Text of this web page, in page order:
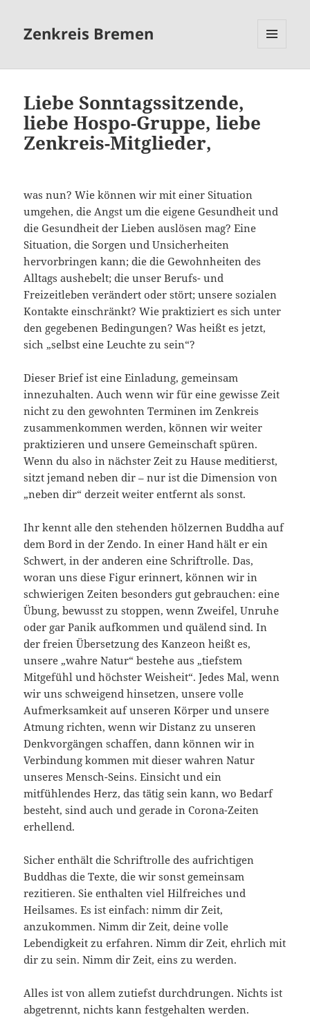
Zenkreis Bremen
Liebe Sonntagssitzende,
liebe Hospo-Gruppe, liebe
Zenkreis-Mitglieder,
was nun? Wie können wir mit einer Situation
umgehen, die Angst um die eigene Gesundheit und
die Gesundheit der Lieben auslösen mag? Eine
Situation, die Sorgen und Unsicherheiten
hervorbringen kann; die die Gewohnheiten des
Alltags aushebelt; die unser Berufs- und
Freizeitleben verändert oder stört; unsere sozialen
Kontakte einschränkt? Wie praktiziert es sich unter
den gegebenen Bedingungen? Was heißt es jetzt,
sich „selbst eine Leuchte zu sein“?
Dieser Brief ist eine Einladung, gemeinsam
innezuhalten. Auch wenn wir für eine gewisse Zeit
nicht zu den gewohnten Terminen im Zenkreis
zusammenkommen werden, können wir weiter
praktizieren und unsere Gemeinschaft spüren.
Wenn du also in nächster Zeit zu Hause meditierst,
sitzt jemand neben dir – nur ist die Dimension von
„neben dir“ derzeit weiter entfernt als sonst.
Ihr kennt alle den stehenden hölzernen Buddha auf
dem Bord in der Zendo. In einer Hand hält er ein
Schwert, in der anderen eine Schriftrolle. Das,
woran uns diese Figur erinnert, können wir in
schwierigen Zeiten besonders gut gebrauchen: eine
Übung, bewusst zu stoppen, wenn Zweifel, Unruhe
oder gar Panik aufkommen und quälend sind. In
der freien Übersetzung des Kanzeon heißt es,
unsere „wahre Natur“ bestehe aus „tiefstem
Mitgefühl und höchster Weisheit“. Jedes Mal, wenn
wir uns schweigend hinsetzen, unsere volle
Aufmerksamkeit auf unseren Körper und unsere
Atmung richten, wenn wir Distanz zu unseren
Denkvorgängen schaffen, dann können wir in
Verbindung kommen mit dieser wahren Natur
unseres Mensch-Seins. Einsicht und ein
mitfühlendes Herz, das tätig sein kann, wo Bedarf
besteht, sind auch und gerade in Corona-Zeiten
erhellend.
Sicher enthält die Schriftrolle des aufrichtigen
Buddhas die Texte, die wir sonst gemeinsam
rezitieren. Sie enthalten viel Hilfreiches und
Heilsames. Es ist einfach: nimm dir Zeit,
anzukommen. Nimm dir Zeit, deine volle
Lebendigkeit zu erfahren. Nimm dir Zeit, ehrlich mit
dir zu sein. Nimm dir Zeit, eins zu werden.
Alles ist von allem zutiefst durchdrungen. Nichts ist
abgetrennt, nichts kann festgehalten werden.